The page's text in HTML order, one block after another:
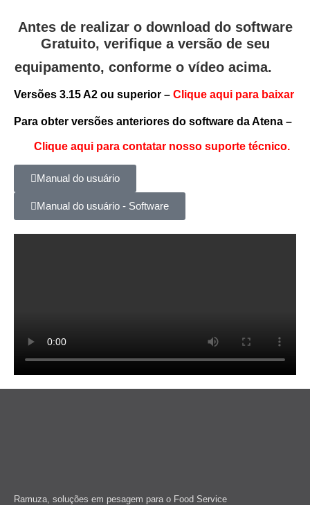
Antes de realizar o download do software
Gratuito, verifique a versão de seu
equipamento, conforme o vídeo acima.
Versões 3.15 A2 ou superior – Clique aqui para baixar
Para obter versões anteriores do software da Atena –
Clique aqui para contatar nosso suporte técnico.
Manual do usuário
Manual do usuário - Software
Ramuza, soluções em pesagem para o Food Service